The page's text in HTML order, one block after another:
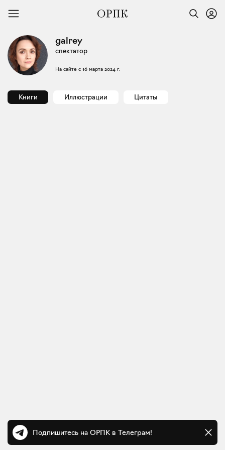
galrey
спектатор
На сайте с 16 марта 2024 г.
Книги Иллюстрации Цитаты
Подпишитесь на ОРПК в Телеграм!